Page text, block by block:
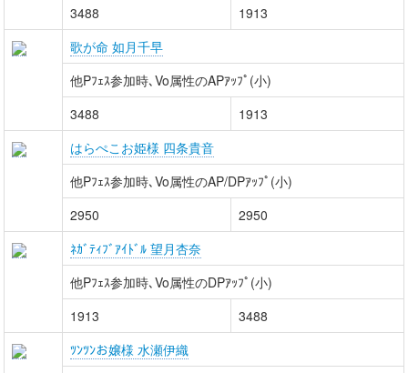
3488
1913
歌が命 如月千早
他Pﾌｪｽ参加時､Vo属性のAPｱｯﾌﾟ(小)
3488
1913
はらぺこお姫様 四条貴音
他Pﾌｪｽ参加時､Vo属性のAP/DPｱｯﾌﾟ(小)
2950
2950
ﾈｶﾞﾃｨﾌﾞｱｲﾄﾞﾙ 望月杏奈
他Pﾌｪｽ参加時､Vo属性のDPｱｯﾌﾟ(小)
1913
3488
ﾂﾝﾂﾝお嬢様 水瀬伊織